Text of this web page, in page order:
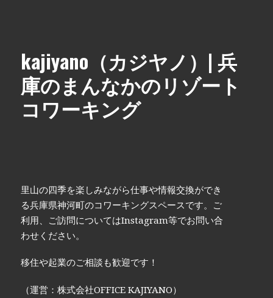
kajiyano（カジヤノ）| 兵
庫のまんなかのリゾート
コワーキング
里山の四季を楽しみながら仕事や情報交換ができ
る兵庫県神河町のコワーキングスペースです。ご
利用、ご訪問についてはInstagram等でお問い合
わせください。
移住や起業のご相談も歓迎です！
（運営：株式会社OFFICE KAJIYANO）